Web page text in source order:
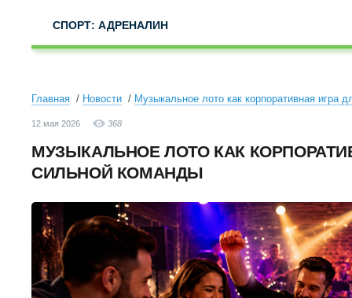
СПОРТ: АДРЕНАЛИН
Главная Новости Музыкальное лото как корпоративная игра
12 мая 2026 368
МУЗЫКАЛЬНОЕ ЛОТО КАК
СИЛЬНОЙ КОМАНДЫ